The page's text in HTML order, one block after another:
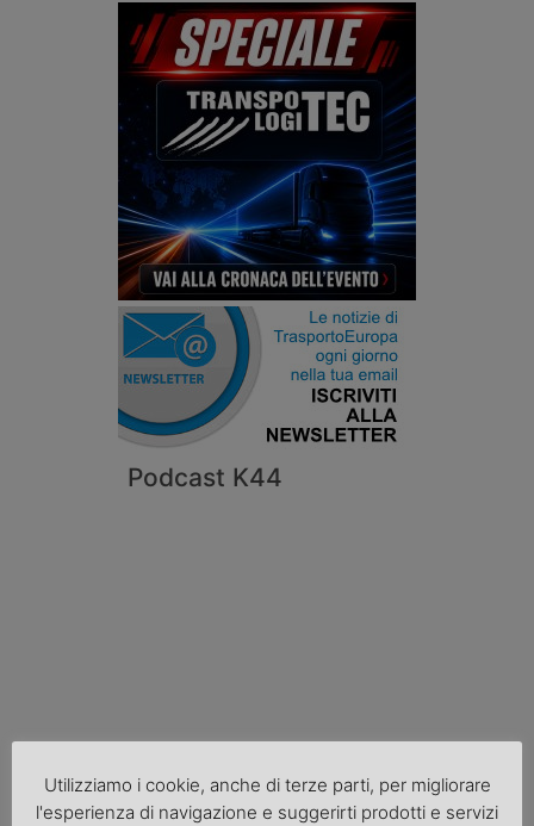
Podcast K44
Utilizziamo i cookie, anche di terze parti, per migliorare
l'esperienza di navigazione e suggerirti prodotti e servizi